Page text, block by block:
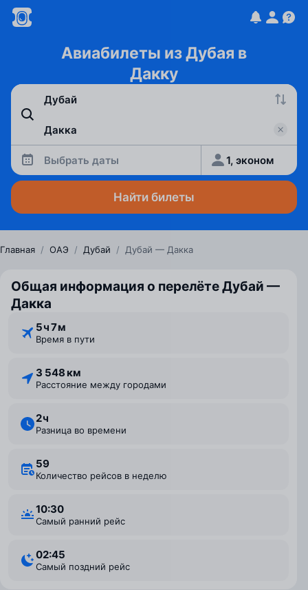
Авиабилеты из Дубая в
Дакку
Выбрать даты 1, эконом
Найти билеты
Главная / ОАЭ / Дубай / Дубай — Дакка
Общая информация о перелёте Дубай —
Дакка
5 ⁠ч 7 ⁠м
Время в пути
3 548 км
Расстояние между городами
2 ⁠ч
Разница во времени
59
Количество рейсов в неделю
10:30
Самый ранний рейс
02:45
Самый поздний рейс